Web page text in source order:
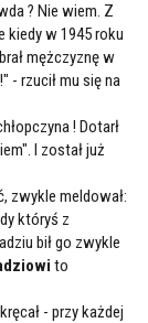
? Nie wiem. Z
w 1945 roku
mężczyznę w
- rzucił mu się na
! Dotarł
I został już
zwykle meldował:
któryś z
bił go zwykle
to
- przy każdej